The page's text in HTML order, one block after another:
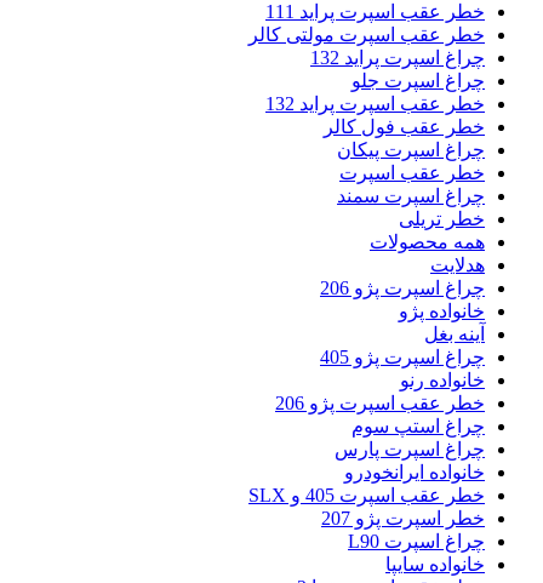
خطر عقب اسپرت پراید 111
خطر عقب اسپرت مولتی کالر
چراغ اسپرت پراید 132
چراغ اسپرت جلو
خطر عقب اسپرت پراید 132
خطر عقب فول کالر
چراغ اسپرت پیکان
خطر عقب اسپرت
چراغ اسپرت سمند
خطر تریلی
همه محصولات
هدلایت
چراغ اسپرت پژو 206
خانواده پژو
آینه بغل
چراغ اسپرت پژو 405
خانواده رنو
خطر عقب اسپرت پژو 206
چراغ استپ سوم
چراغ اسپرت پارس
خانواده ایرانخودرو
خطر عقب اسپرت 405 و SLX
خطر اسپرت پژو 207
چراغ اسپرت L90
خانواده سایپا